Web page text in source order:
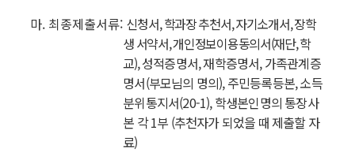
마. 최종제출서류: 신청서, 학과장 추천서, 자기소개서, 장학
생 서약서, 개인정보이용동의서(재단, 학
교), 성적증명서, 재학증명서, 가족관계증
명서(부모님의 명의), 주민등록등본, 소득
분위통지서(20-1), 학생본인명의 통장사
본 각 1부 (추천자가 되었을 때 제출할 자
료)